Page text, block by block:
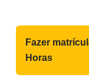
Fazer
Horas